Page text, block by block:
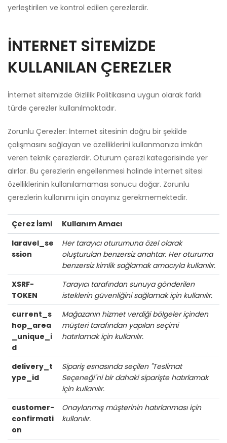
yerleştirilen ve kontrol edilen çerezlerdir.
İNTERNET SİTEMİZDE
KULLANILAN ÇEREZLER
İnternet sitemizde Gizlilik Politikasına uygun olarak farklı
türde çerezler kullanılmaktadır.
Zorunlu Çerezler: İnternet sitesinin doğru bir şekilde
çalışmasını sağlayan ve özelliklerini kullanmanıza imkân
veren teknik çerezlerdir. Oturum çerezi kategorisinde yer
alırlar. Bu çerezlerin engellenmesi halinde internet sitesi
özelliklerinin kullanılamaması sonucu doğar. Zorunlu
çerezlerin kullanımı için onayınız gerekmemektedir.
Çerez İsmi
Kullanım Amacı
laravel_se
ssion
Her tarayıcı oturumuna özel olarak
oluşturulan benzersiz anahtar. Her oturuma
benzersiz kimlik sağlamak amacıyla kullanılır.
XSRF-
TOKEN
Tarayıcı tarafından sunuya gönderilen
isteklerin güvenliğini sağlamak için kullanılır.
current_s
hop_area
_unique_i
d
Mağazanın hizmet verdiği bölgeler içinden
müşteri tarafından yapılan seçimi
hatırlamak için kullanılır.
delivery_t
ype_id
Sipariş esnasında seçilen "Teslimat
Seçeneği"ni bir dahaki siparişte hatırlamak
için kullanılır.
customer-
confirmati
on
Onaylanmış müşterinin hatırlanması için
kullanılır.